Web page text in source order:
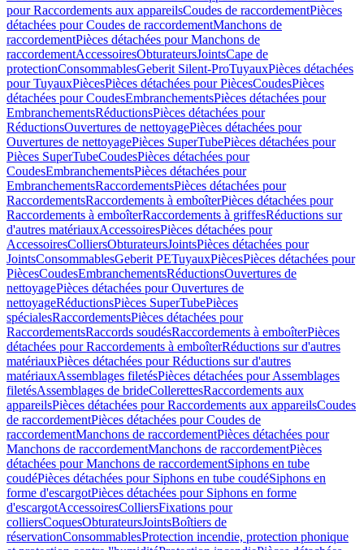
pour Raccordements aux appareilsCoudes de raccordementPièces
détachées pour Coudes de raccordementManchons de
raccordementPièces détachées pour Manchons de
raccordementAccessoiresObturateursJointsCape de
protectionConsommablesGeberit Silent-ProTuyauxPièces détachées
pour TuyauxPiècesPièces détachées pour PiècesCoudesPièces
détachées pour CoudesEmbranchementsPièces détachées pour
EmbranchementsRéductionsPièces détachées pour
RéductionsOuvertures de nettoyagePièces détachées pour
Ouvertures de nettoyagePièces SuperTubePièces détachées pour
Pièces SuperTubeCoudesPièces détachées pour
CoudesEmbranchementsPièces détachées pour
EmbranchementsRaccordementsPièces détachées pour
RaccordementsRaccordements à emboîterPièces détachées pour
Raccordements à emboîterRaccordements à griffesRéductions sur
d'autres matériauxAccessoiresPièces détachées pour
AccessoiresColliersObturateursJointsPièces détachées pour
JointsConsommablesGeberit PETuyauxPiècesPièces détachées pour
PiècesCoudesEmbranchementsRéductionsOuvertures de
nettoyagePièces détachées pour Ouvertures de
nettoyageRéductionsPièces SuperTubePièces
spécialesRaccordementsPièces détachées pour
RaccordementsRaccords soudésRaccordements à emboîterPièces
détachées pour Raccordements à emboîterRéductions sur d'autres
matériauxPièces détachées pour Réductions sur d'autres
matériauxAssemblages filetésPièces détachées pour Assemblages
filetésAssemblages de brideCollerettesRaccordements aux
appareilsPièces détachées pour Raccordements aux appareilsCoudes
de raccordementPièces détachées pour Coudes de
raccordementManchons de raccordementPièces détachées pour
Manchons de raccordementManchons de raccordementPièces
détachées pour Manchons de raccordementSiphons en tube
coudéPièces détachées pour Siphons en tube coudéSiphons en
forme d'escargotPièces détachées pour Siphons en forme
d'escargotAccessoiresColliersFixations pour
colliersCoquesObturateursJointsBoîtiers de
réservationConsommablesProtection incendie, protection phonique